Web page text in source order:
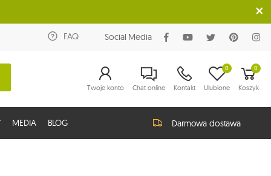
FAQ Social Media
Twoje konto Chat online Kontakt Ulubione
0 0
Koszyk
MEDIA BLOG Darmowa dostawa